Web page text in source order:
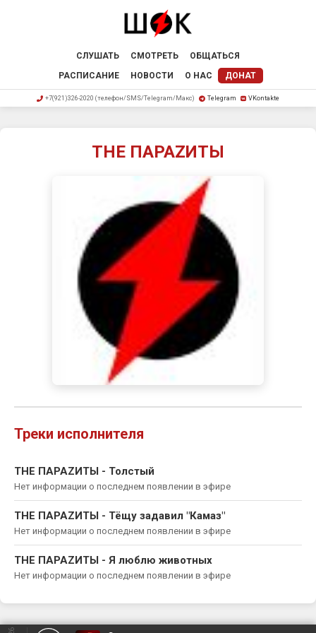
СЛУШАТЬ СМОТРЕТЬ
ОБЩАТЬСЯ
РАСПИСАНИЕ
НОВОСТИ О НАС ДОНАТ
+7(921)326-2020 (телефон/SMS/Telegram/Макс) Telegram VKontakte
THE ПАРАZИТЫ
Треки исполнителя
THE ПАРАZИТЫ - Толстый
Нет информации о последнем появлении в эфире
THE ПАРАZИТЫ - Тёщу задавил "Камаз"
Нет информации о последнем появлении в эфире
THE ПАРАZИТЫ - Я люблю животных
Нет информации о последнем появлении в эфире